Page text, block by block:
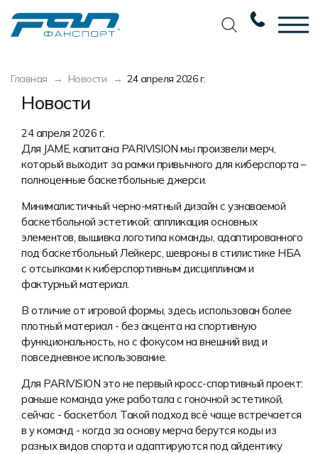
Главная Новости 24 апреля 2026 г.
Новости
24 апреля 2026 г.
Для JAME, капитана PARIVISION мы произвели мерч,
который выходит за рамки привычного для киберспорта –
полноценные баскетбольные джерси.
Минималистичный черно-мятный дизайн с узнаваемой
баскетбольной эстетикой: аппликация основных
элементов, вышивка логотипа команды, адаптированного
под баскетбольный Лейкерс, шевроны в стилистике НБА
с отсылками к киберспортивным дисциплинам и
фактурный материал.
В отличие от игровой формы, здесь использован более
плотный материал - без акцента на спортивную
функциональность, но с фокусом на внешний вид и
повседневное использование.
Для PARIVISION это не первый кросс-спортивный проект:
раньше команда уже работала с гоночной эстетикой,
сейчас - баскетбол. Такой подход всё чаще встречается
в у команд - когда за основу мерча берутся коды из
разных видов спорта и адаптируются под айдентику
Футбол
Баскетбол
Волейбол
Хоккей
Беговая форма
Другие виды спорта
Спортивная одежда
Форма в наличии
Распродажа
Новости
Наши награды
Сертификаты
Наши работы
Галерея работ
Фото изделий
Наше производство
Статьи
Реквизиты
Разработка дизайна
Услуги по пошиву
Экипировка
Экипировка профессиональных
команд
Изготовление мерча
Пошив формы для курьеров
Разработка дизайна
Требования к макету
Технологии печати
Уход за изделиями
Виды тканей
Карта цветов
Таблица размеров
Система скидок и наценок
Пользовательское соглашение
Доставка